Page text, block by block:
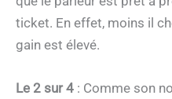
ticket. En effet, moins il
gain est élevé.
Le 2 sur 4 : Comme son